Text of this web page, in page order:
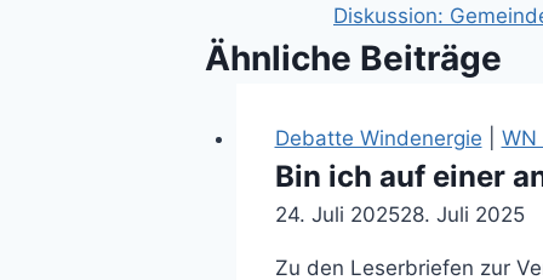
Diskussion:
Ähnliche Beiträge
Debatte Windenergie WN
Bin ich auf einer
24. Juli 202528. Juli 2025
Zu den Leserbriefen zur